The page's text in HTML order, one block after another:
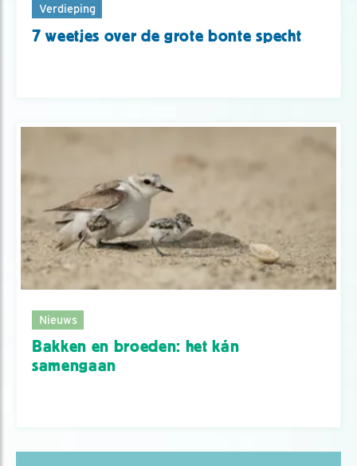
Verdieping
7 weetjes over de grote bonte specht
Nieuws
Bakken en broeden: het kán
samengaan